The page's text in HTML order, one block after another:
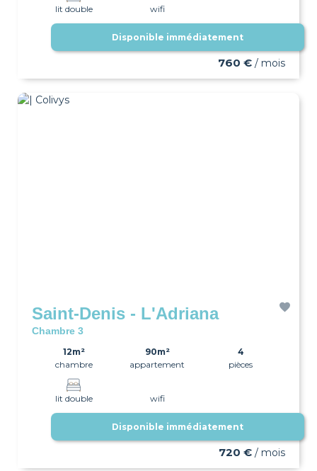
lit double wifi
Disponible immédiatement
760 € / mois
Saint-Denis - L'Adriana
Chambre 3
12m²
chambre
90m²
appartement
4
pièces
lit double wifi
Disponible immédiatement
720 € / mois